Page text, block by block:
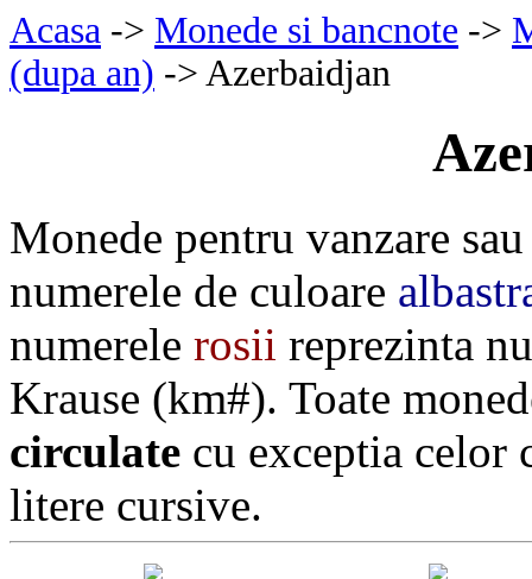
Acasa -> Monede si bancnote ->
(dupa an) -> Azerbaidjan
Monede pentru vanzare
numerele de culoare
numerele rosii reprezinta
Krause (km#). Toate
circulate cu exceptia celor
litere cursive.